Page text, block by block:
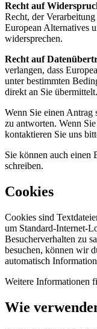
Recht auf
Recht, der
European Alternatives
widersprechen.
Recht auf
verlangen, dass
unter bestimmten
direkt an Sie übermittelt.
Wenn Sie einen Antrag
zu antworten. Wenn
kontaktieren Sie uns
Sie können auch einen
schreiben.
Cookies
Cookies sind
um Standard-Internet-
Besucherverhalten zu
besuchen, können wir
automatisch
Weitere Informationen
Wie